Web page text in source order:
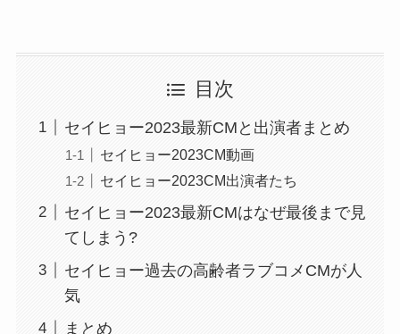
目次
セイヒョー2023最新CMと出演者まとめ
セイヒョー2023CM動画
セイヒョー2023CM出演者たち
セイヒョー2023最新CMはなぜ最後まで見
てしまう?
セイヒョー過去の高齢者ラブコメCMが人
気
まとめ